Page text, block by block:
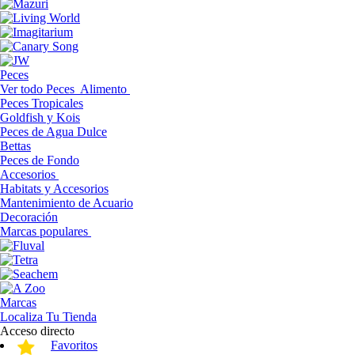
Peces
Ver todo Peces Alimento
Peces Tropicales
Goldfish y Kois
Peces de Agua Dulce
Bettas
Peces de Fondo
Accesorios
Habitats y Accesorios
Mantenimiento de Acuario
Decoración
Marcas populares
Marcas
Localiza Tu Tienda
Acceso directo
Favoritos